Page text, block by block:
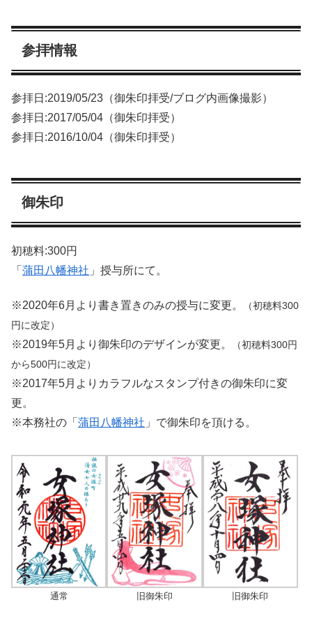
参拝情報
参拝日:2019/05/23（御朱印拝受/ブログ内画像撮影）
参拝日:2017/05/04（御朱印拝受）
参拝日:2016/10/04（御朱印拝受）
御朱印
初穂料:300円
「 蒲田八幡神社 」授与所にて。
※2020年6月より書き置きのみの授与に変更。
（初穂料300
円に改定）
※2019年5月より御朱印のデザインが変更。
（初穂料300円
から500円に改定）
※2017年5月よりカラフルなスタンプ付きの御朱印に変
更。
※本務社の「 蒲田八幡神社 」で御朱印を頂ける。
通常 旧御朱印 旧御朱印